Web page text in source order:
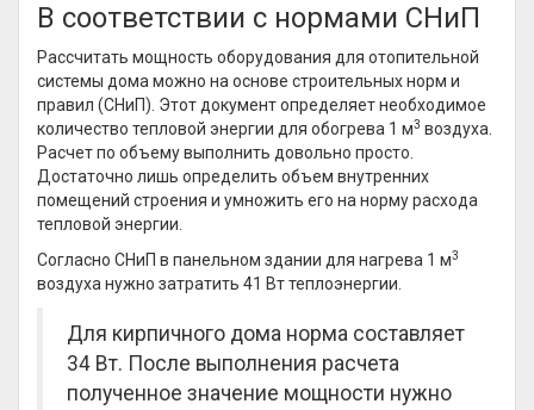
В соответствии с нормами СНиП
Рассчитать мощность оборудования для отопительной
системы дома можно на основе строительных норм и
правил (СНиП). Этот документ определяет необходимое
количество тепловой энергии для обогрева 1 м3 воздуха.
Расчет по объему выполнить довольно просто.
Достаточно лишь определить объем внутренних
помещений строения и умножить его на норму расхода
тепловой энергии.
Согласно СНиП в панельном здании для нагрева 1 м3
воздуха нужно затратить 41 Вт теплоэнергии.
Для кирпичного дома норма составляет
34 Вт. После выполнения расчета
полученное значение мощности нужно